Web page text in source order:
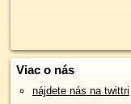
Viac o nás
nájdete nás na twittri